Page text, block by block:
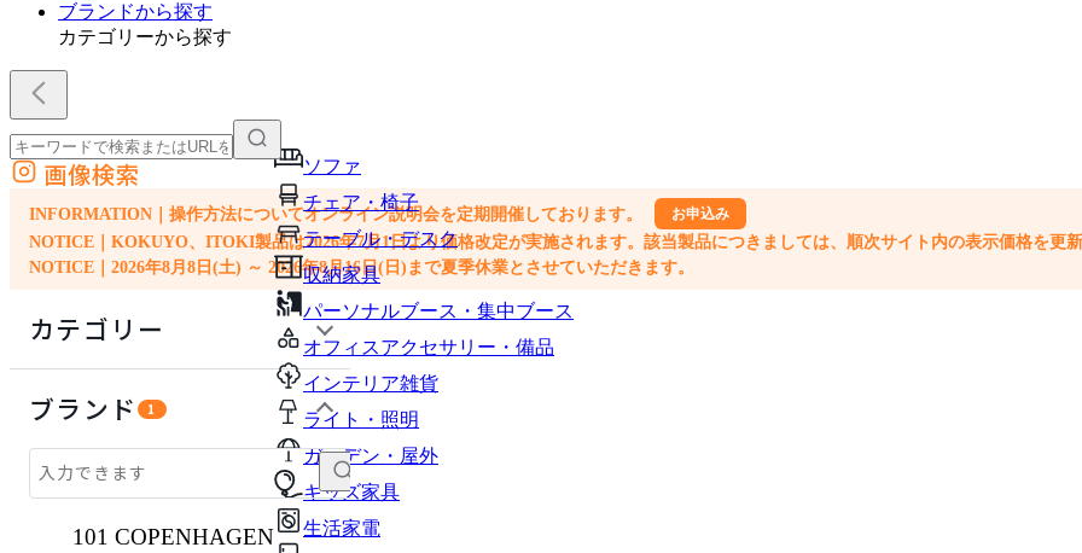
ブランドから探す
カテゴリーから探す
ソファ
チェア・椅子
テーブル・デスク
収納家具
パーソナルブース・集中ブース
オフィスアクセサリー・備品
インテリア雑貨
ライト・照明
ガーデン・屋外
キッズ家具
生活家電
外部サイトの商品をカートに追加
他のサイトで見つけた商品ページのURLを貼り付けて、カートに追加できます
画像検索
INFORMATION｜操作方法についてオンライン説明会を定期開催しております。 お申込み
NOTICE｜KOKUYO、ITOKI製品は2026年7月1日より価格改定が実施されます。該当製品につきましては、順次サイト内の表示価格を更新
NOTICE｜2026年8月8日(土) ～ 2026年8月16日(日)まで夏季休業とさせていただきます。
カテゴリー
収納家具
ブランド 1
101 COPENHAGEN